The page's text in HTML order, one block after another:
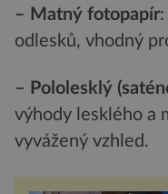
– Matný fotopapír:
odlesků, vhodný
– Pololesklý (sat
výhody lesklého a
vyvážený vzhled.